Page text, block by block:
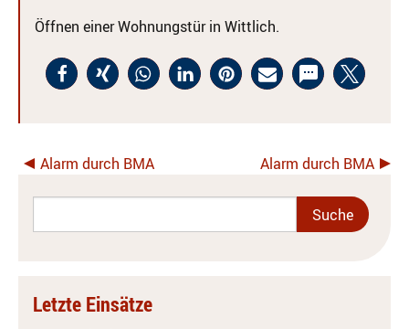
Öffnen einer Wohnungstür in Wittlich.
Alarm durch BMA Alarm durch BMA
Letzte Einsätze